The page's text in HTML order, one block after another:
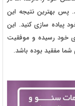
پس بهترین نتیجه این
سازی کنید. این
خود رسیده و موفقیت
مفقید بوده باشد.